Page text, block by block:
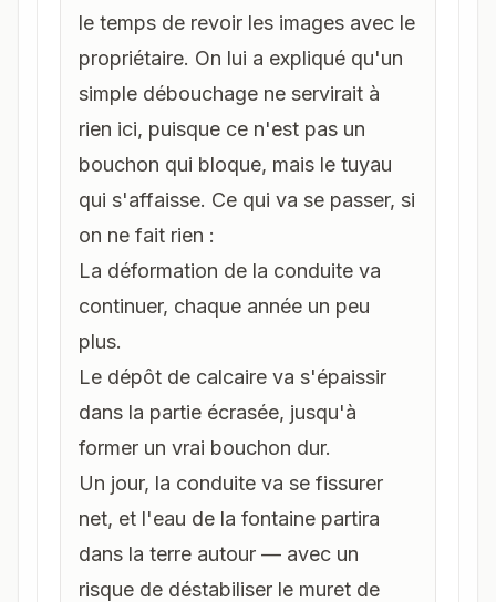
le temps de revoir les images avec le
propriétaire. On lui a expliqué qu'un
simple débouchage ne servirait à
rien ici, puisque ce n'est pas un
bouchon qui bloque, mais le tuyau
qui s'affaisse. Ce qui va se passer, si
on ne fait rien :
La déformation de la conduite va
continuer, chaque année un peu
plus.
Le dépôt de calcaire va s'épaissir
dans la partie écrasée, jusqu'à
former un vrai bouchon dur.
Un jour, la conduite va se fissurer
net, et l'eau de la fontaine partira
dans la terre autour — avec un
risque de déstabiliser le muret de